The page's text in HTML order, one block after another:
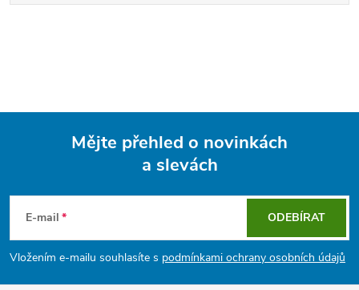
p
Mějte přehled o novinkách
a slevách
E-mail
Vložením e-mailu souhlasíte s podmínkami ochrany osobních údajů
ODEBÍRAT